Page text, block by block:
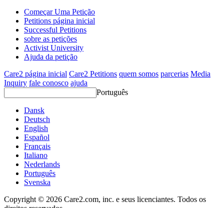
Começar Uma Petição
Petitions página inicial
Successful Petitions
sobre as petições
Activist University
Ajuda da petição
Care2 página inicial Care2 Petitions quem somos parcerias Media
Inquiry fale conosco ajuda
Português
Dansk
Deutsch
English
Español
Français
Italiano
Nederlands
Português
Svenska
Copyright © 2026 Care2.com, inc. e seus licenciantes. Todos os